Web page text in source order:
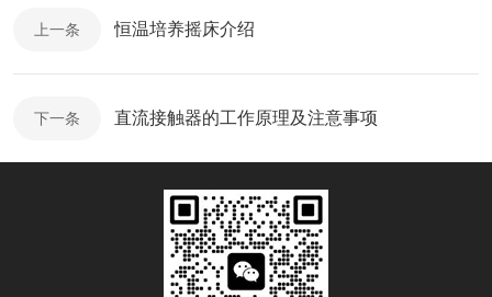
上一条 恒温培养摇床介绍
下一条 直流接触器的工作原理及注意事项